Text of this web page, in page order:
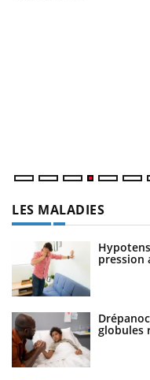
LES MALADIES
pression
globules